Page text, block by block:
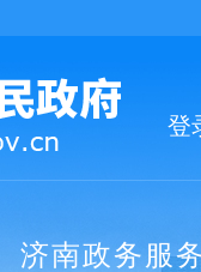
济南政务服